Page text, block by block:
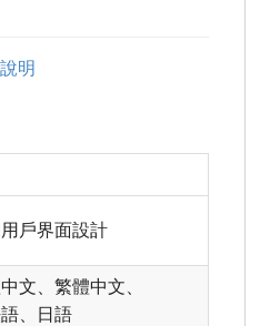
明
戶界面設計
文、繁體中文、
、日語